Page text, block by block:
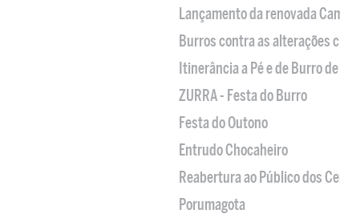
Lançamento da renovada
Burros contra as alterações
Itinerância a Pé e de Burro
ZURRA - Festa do Burro
Festa do Outono
Entrudo Chocaheiro
Reabertura ao Público dos
Porumagota